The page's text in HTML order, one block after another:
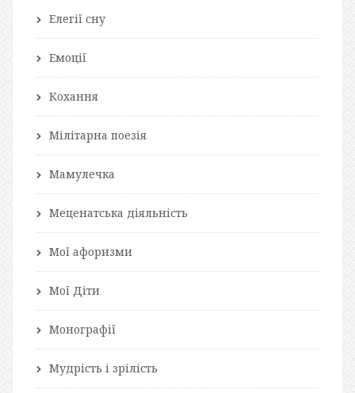
Елегії сну
Емоції
Кохання
Мілітарна поезія
Мамулечка
Меценатська діяльність
Мої афоризми
Мої Діти
Монографії
Мудрість і зрілість